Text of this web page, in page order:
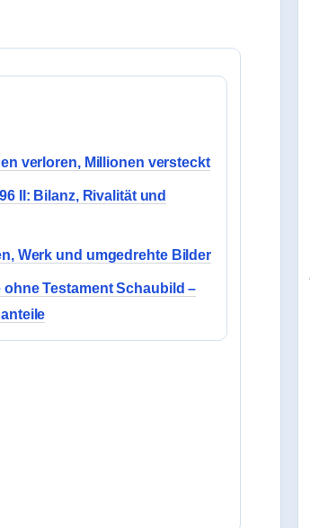
verloren, Millionen versteckt
II: Bilanz, Rivalität und
Werk und umgedrehte Bilder
Testament Schaubild –